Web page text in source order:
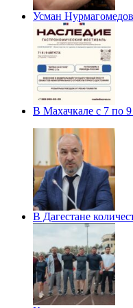
Усман
В Махачкале с 7 по
В Дагестане